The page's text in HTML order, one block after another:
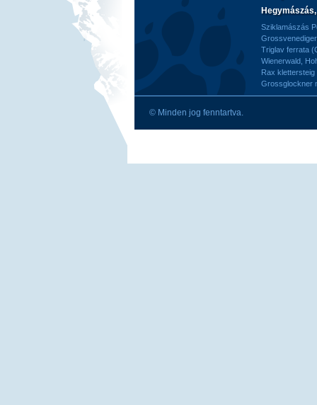
Sziklamászás
Triglav ferrata
Wienerwald,
Rax
Grossglockner
© Minden jog fenntartva.